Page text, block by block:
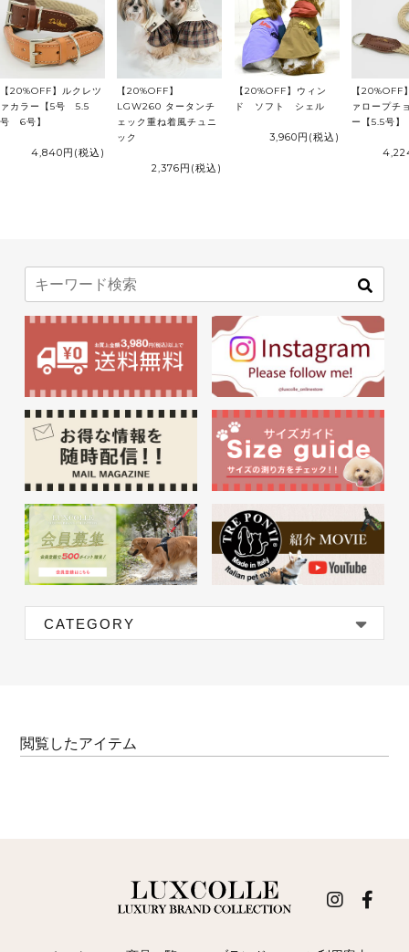
CATEGORY
【20%OFF】ルクレツ
ァカラー【5号 5.5
号 6号】
4,840円 (税込)
【20%OFF】
LGW260 タータンチ
ェック重ね着風チュニ
ック
2,376円 (税込)
【20%OFF】ウィン
ド ソフト シェル
3,960円 (税込)
【20%OFF
ァロープチ
ー【5.5号】
閲覧したアイテム